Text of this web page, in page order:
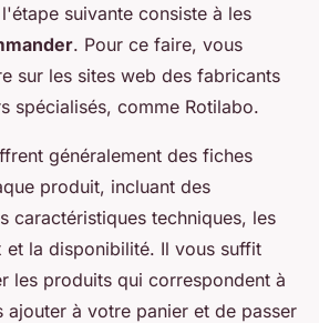
suivante consiste à les
. Pour ce faire, vous
sur les sites web des fabricants
spécialisés, comme Rotilabo.
généralement des fiches
produit, incluant des
caractéristiques techniques, les
et la disponibilité. Il vous suffit
les produits qui correspondent à
ajouter à votre panier et de passer